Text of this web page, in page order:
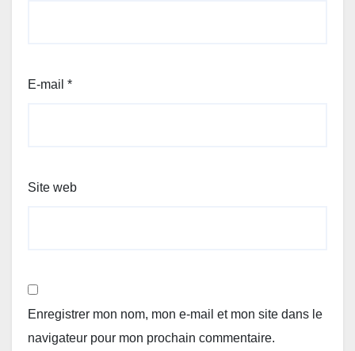
E-mail *
Site web
Enregistrer mon nom, mon e-mail et mon site dans le
navigateur pour mon prochain commentaire.